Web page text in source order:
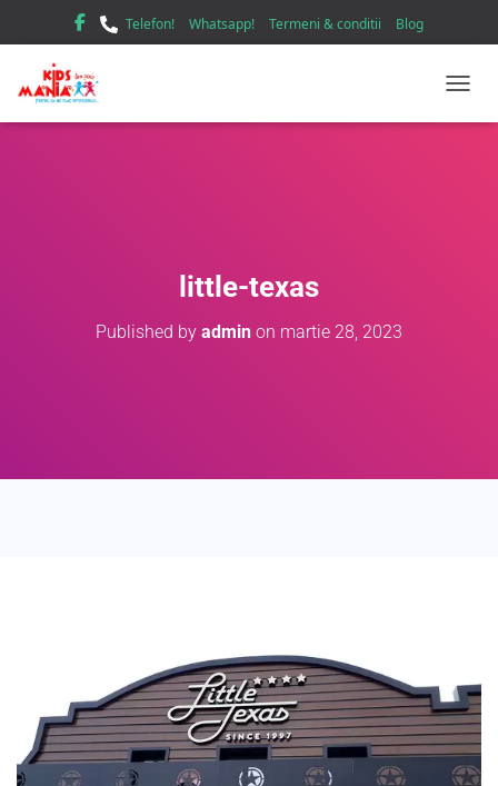
Telefon! Whatsapp! Termeni & conditii Blog
little-texas
Published by admin on martie 28, 2023